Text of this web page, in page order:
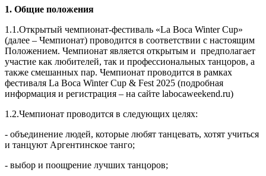
1. Общие положения
1.1.Открытый чемпионат-фестиваль «La Boca Winter Cup»
(далее – Чемпионат) проводится в соответствии с настоящим
Положением. Чемпионат является открытым и предполагает
участие как любителей, так и профессиональных танцоров, а
также смешанных пар. Чемпионат проводится в рамках
фестиваля La Boca Winter Cup & Fest 2025 (подробная
информация и регистрация – на сайте labocaweekend.ru)
1.2.Чемпионат проводится в следующих целях:
- объединение людей, которые любят танцевать, хотят учиться
и танцуют Аргентинское танго;
- выбор и поощрение лучших танцоров;